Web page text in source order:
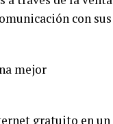
con sus
mejor
gratuito en un